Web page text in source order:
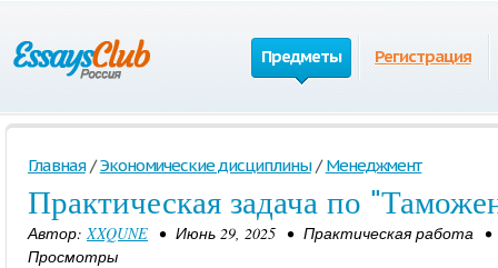
Предметы Регистрация
Главная / Экономические дисциплины / Менеджмент
Практическая задача по
Автор:XXQUNE • Июнь 29, 2025 • Практическая работа
Просмотры